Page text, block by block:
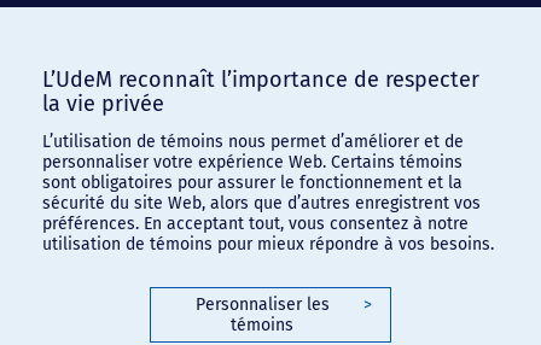
L’UdeM reconnaît l’importance de respecter
la vie privée
L’utilisation de témoins nous permet d’améliorer et de
personnaliser votre expérience Web. Certains témoins
sont obligatoires pour assurer le fonctionnement et la
sécurité du site Web, alors que d’autres enregistrent vos
préférences. En acceptant tout, vous consentez à notre
utilisation de témoins pour mieux répondre à vos besoins.
Personnaliser les
témoins
>